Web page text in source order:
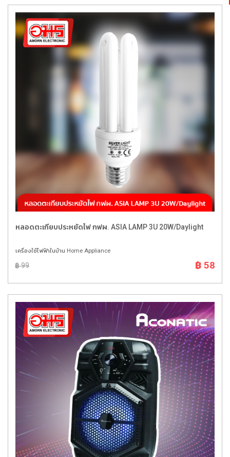
หลอดตะเกียบประหยัดไฟ กฟผ. ASIA LAMP 3U 20W/Daylight
เครื่องใช้ไฟฟ้าในบ้าน Home Appliance
฿ 99 ฿ 58